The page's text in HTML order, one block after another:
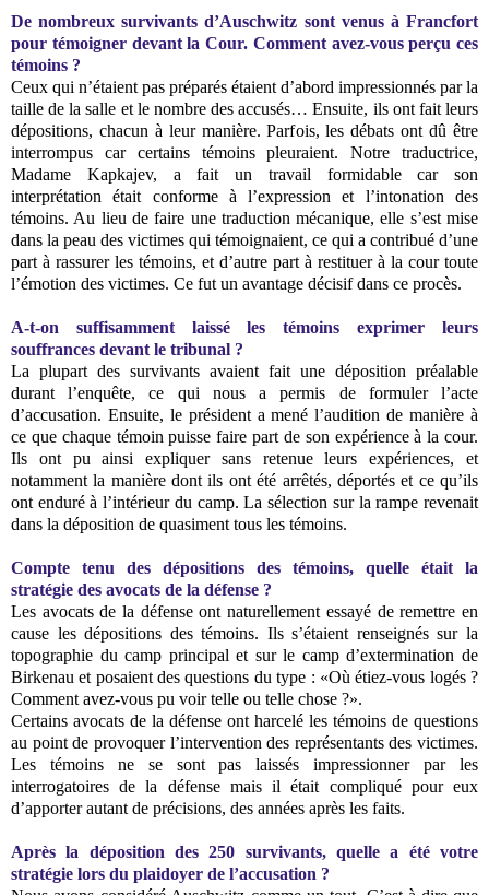
De nombreux survivants d’Auschwitz sont venus à Francfort
pour témoigner devant la Cour. Comment avez-vous perçu ces
témoins ?
Ceux qui n’étaient pas préparés étaient d’abord impressionnés par la
taille de la salle et le nombre des accusés… Ensuite, ils ont fait leurs
dépositions, chacun à leur manière. Parfois, les débats ont dû être
interrompus car certains témoins pleuraient. Notre traductrice,
Madame Kapkajev, a fait un travail formidable car son
interprétation était conforme à l’expression et l’intonation des
témoins. Au lieu de faire une traduction mécanique, elle s’est mise
dans la peau des victimes qui témoignaient, ce qui a contribué d’une
part à rassurer les témoins, et d’autre part à restituer à la cour toute
l’émotion des victimes. Ce fut un avantage décisif dans ce procès.
A-t-on suffisamment laissé les témoins exprimer leurs
souffrances devant le tribunal ?
La plupart des survivants avaient fait une déposition préalable
durant l’enquête, ce qui nous a permis de formuler l’acte
d’accusation. Ensuite, le président a mené l’audition de manière à
ce que chaque témoin puisse faire part de son expérience à la cour.
Ils ont pu ainsi expliquer sans retenue leurs expériences, et
notamment la manière dont ils ont été arrêtés, déportés et ce qu’ils
ont enduré à l’intérieur du camp. La sélection sur la rampe revenait
dans la déposition de quasiment tous les témoins.
Compte tenu des dépositions des témoins, quelle était la
stratégie des avocats de la défense ?
Les avocats de la défense ont naturellement essayé de remettre en
cause les dépositions des témoins. Ils s’étaient renseignés sur la
topographie du camp principal et sur le camp d’extermination de
Birkenau et posaient des questions du type : «Où étiez-vous logés ?
Comment avez-vous pu voir telle ou telle chose ?».
Certains avocats de la défense ont harcelé les témoins de questions
au point de provoquer l’intervention des représentants des victimes.
Les témoins ne se sont pas laissés impressionner par les
interrogatoires de la défense mais il était compliqué pour eux
d’apporter autant de précisions, des années après les faits.
Après la déposition des 250 survivants, quelle a été votre
stratégie lors du plaidoyer de l’accusation ?